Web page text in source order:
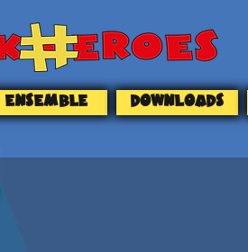
ENSEMBLE DOWNLOADS